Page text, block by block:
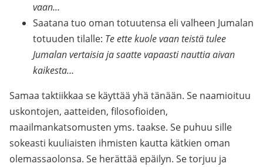
vaan…
Saatana tuo oman totuutensa eli valheen Jumalan
totuuden tilalle: Te ette kuole vaan teistä tulee
Jumalan vertaisia ja saatte vapaasti nauttia aivan
kaikesta…
Samaa taktiikkaa se käyttää yhä tänään. Se naamioituu
uskontojen, aatteiden, filosofioiden,
maailmankatsomusten yms. taakse. Se puhuu sille
sokeasti kuuliaisten ihmisten kautta kätkien oman
olemassaolonsa. Se herättää epäilyn. Se torjuu ja